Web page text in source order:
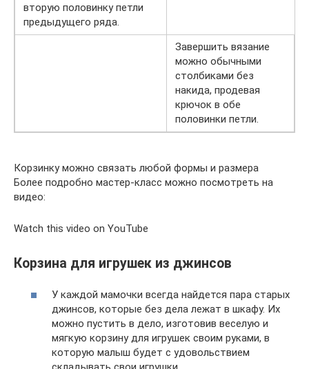
вторую половинку петли
предыдущего ряда.
Завершить вязание
можно обычными
столбиками без
накида, продевая
крючок в обе
половинки петли.
Корзинку можно связать любой формы и размера
Более подробно мастер-класс можно посмотреть на
видео:
Watch this video on YouTube
Корзина для игрушек из джинсов
У каждой мамочки всегда найдется пара старых
джинсов, которые без дела лежат в шкафу. Их
можно пустить в дело, изготовив веселую и
мягкую корзину для игрушек своим руками, в
которую малыш будет с удовольствием